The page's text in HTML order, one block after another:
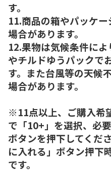
す。
11.商品の箱やパッケ
場合があります。
12.果物は気候条件に
やチルドゆうパックで
す。また台風等の天候
場合があります。
※11点以上、ご購入希
で「10+」を選択、必
ボタンを押下してくだ
に入れる」ボタン押下
です。